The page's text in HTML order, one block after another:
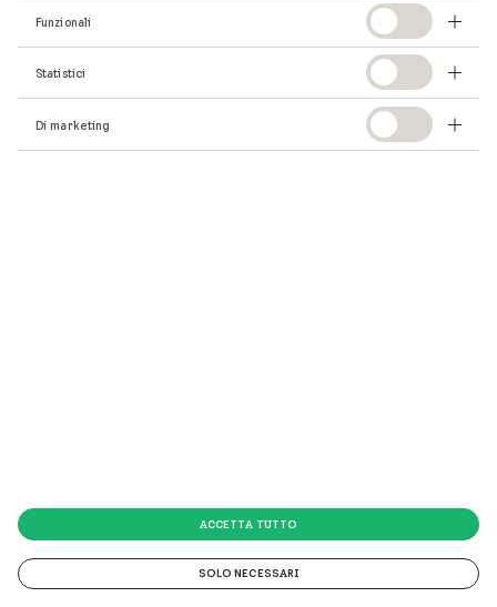
Funzionali
Statistici
Di marketing
SOLO NECESSARI
ACCETTA TUTTO
© 2026 VELUX Italia s.p.a. Via Strà 152 - 37030 Colognola ai Colli (VR) P.IVA 01337770232
© 2026 VELUX Italia s.p.a.